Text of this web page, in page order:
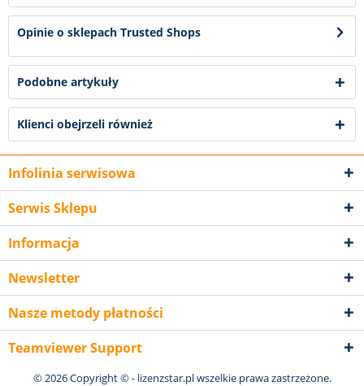
Opinie o sklepach Trusted Shops
Podobne artykuły
Klienci obejrzeli również
Infolinia serwisowa
Serwis Sklepu
Informacja
Newsletter
Nasze metody płatności
Teamviewer Support
© 2026 Copyright © - lizenzstar.pl wszelkie prawa zastrzeżone.